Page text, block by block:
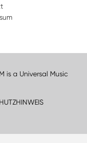
is a Universal Music